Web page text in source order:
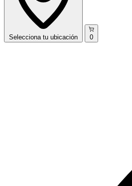
Selecciona tu ubicación 0